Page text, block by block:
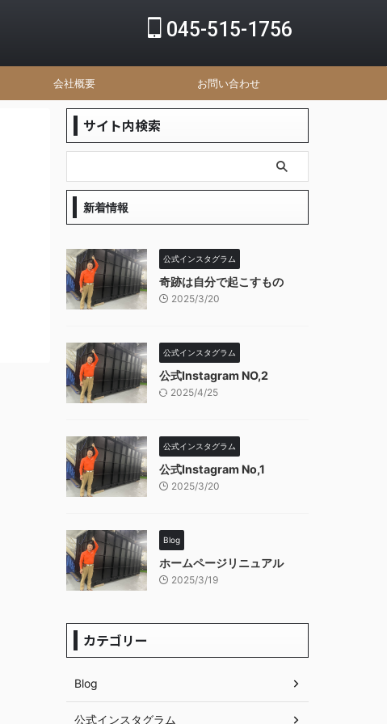
045-515-1756
会社概要 お問い合わせ
サイト内検索
新着情報
公式インスタグラム
奇跡は自分で起こすもの
2025/3/20
公式インスタグラム
公式Instagram NO,2
2025/4/25
公式インスタグラム
公式Instagram No,1
2025/3/20
Blog
ホームページリニュアル
2025/3/19
カテゴリー
Blog
公式インスタグラム